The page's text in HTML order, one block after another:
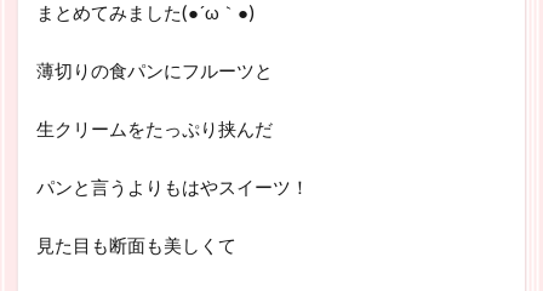
まとめてみました(●´ω｀●)
薄切りの食パンにフルーツと
生クリームをたっぷり挟んだ
パンと言うよりもはやスイーツ！
見た目も断面も美しくて